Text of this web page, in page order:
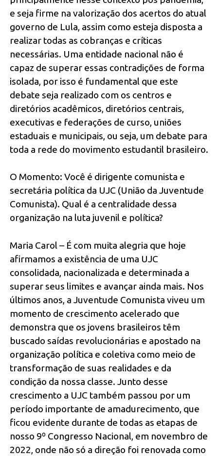
e seja firme na valorização dos acertos do atual
governo de Lula, assim como esteja disposta a
realizar todas as cobranças e críticas
necessárias. Uma entidade nacional não é
capaz de superar essas contradições de forma
isolada, por isso é fundamental que este
debate seja realizado com os centros e
diretórios acadêmicos, diretórios centrais,
executivas e federações de curso, uniões
estaduais e municipais, ou seja, um debate para
toda a rede do movimento estudantil brasileiro.
O Momento: Você é dirigente comunista e
secretária política da UJC (União da Juventude
Comunista). Qual é a centralidade dessa
organização na luta juvenil e política?
Maria Carol – É com muita alegria que hoje
afirmamos a existência de uma UJC
consolidada, nacionalizada e determinada a
superar seus limites e avançar ainda mais. Nos
últimos anos, a Juventude Comunista viveu um
momento de crescimento acelerado que
demonstra que os jovens brasileiros têm
buscado saídas revolucionárias e apostado na
organização política e coletiva como meio de
transformação de suas realidades e da
condição da nossa classe. Junto desse
crescimento a UJC também passou por um
período importante de amadurecimento, que
ficou evidente durante de todas as etapas de
nosso 9º Congresso Nacional, em novembro de
2022, onde não só a direção foi renovada como